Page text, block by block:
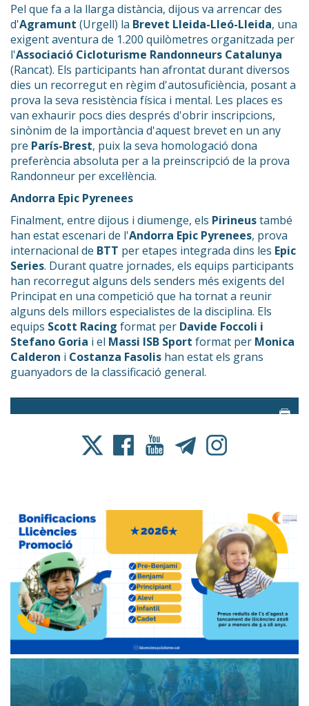
Pel que fa a la llarga distància, dijous va arrencar des
d'Agramunt (Urgell) la Brevet Lleida-Lleó-Lleida, una
exigent aventura de 1.200 quilòmetres organitzada per
l'Associació Cicloturisme Randonneurs Catalunya
(Rancat). Els participants han afrontat durant diversos
dies un recorregut en règim d'autosuficiència, posant a
prova la seva resistència física i mental. Les places es
van exhaurir pocs dies després d'obrir inscripcions,
sinònim de la importància d'aquest brevet en un any
pre París-Brest, puix la seva homologació dona
preferència absoluta per a la preinscripció de la prova
Randonneur per excel·lència.
Andorra Epic Pyrenees
Finalment, entre dijous i diumenge, els Pirineustambé
han estat escenari de l'Andorra Epic Pyrenees, prova
internacional de BTT per etapes integrada dins les Epic
Series. Durant quatre jornades, els equips participants
han recorregut alguns dels senders més exigents del
Principat en una competició que ha tornat a reunir
alguns dels millors especialistes de la disciplina. Els
equips Scott Racing format per Davide Foccoli i
Stefano Goria i el Massi ISB Sport format per Monica
Calderon i Costanza Fasolis han estat els grans
guanyadors de la classificació general.